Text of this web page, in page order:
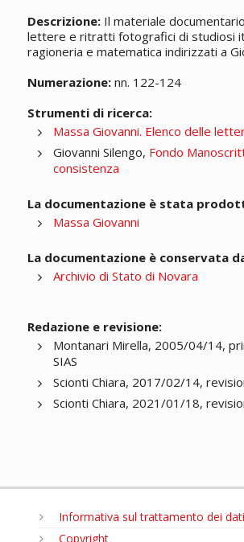
Descrizione:Il materiale
lettere e ritratti fotografici di studiosi
ragioneria e matematica indirizzati a
Numerazione:nn. 122-124
Strumenti di ricerca:
Massa Giovanni. Elenco delle
Giovanni Silengo, Fondo
consistenza
La documentazione è stata
Massa Giovanni
La documentazione è conservata
Archivio di Stato di Novara
Redazione e revisione:
Montanari Mirella, 2005/04/14,
SIAS
Scionti Chiara, 2017/02/14,
Scionti Chiara, 2021/01/18,
Informativa sul trattamento dei
Copyright